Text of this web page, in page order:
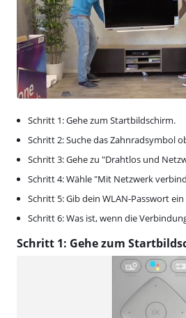
Schritt 1: Gehe zum Startbildschirm.
Schritt 2: Suche das Zahnradsymbol
Schritt 3: Gehe zu "Drahtlos und
Schritt 4: Wähle "Mit Netzwerk
Schritt 5: Gib dein WLAN-Passwort ein
Schritt 6: Was ist, wenn die
Schritt 1: Gehe zum